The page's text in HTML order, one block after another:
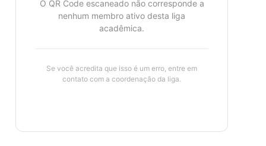
O QR Code escaneado não corresponde a
nenhum membro ativo desta liga
acadêmica.
Se você acredita que isso é um erro, entre em
contato com a coordenação da liga.